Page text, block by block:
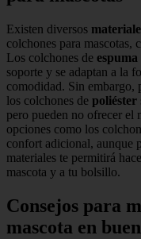
Existen diversos
colchones para mascotas,
Los colchones de espuma
soporte y se adaptan a la
comodidad. Sin embargo,
los colchones de poliéster
pero pueden no ofrecer el
opciones como los
confort adicional, aunque
materiales te permitirá
mascota y a tu bolsillo.
Consejos para
mascota en